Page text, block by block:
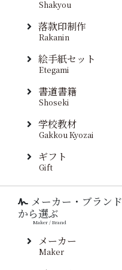
Shakyou
落款印制作
Rakanin
絵手紙セット
Etegami
書道書籍
Shoseki
学校教材
Gakkou Kyozai
ギフト
Gift
メーカー・ブランド
から選ぶ
Maker / Brand
メーカー
Maker